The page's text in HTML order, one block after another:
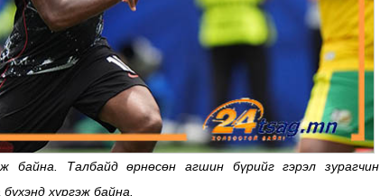
Талбайд өрнөсөн агшин бүрийг гэрэл зурагчин
хүргэж байна.